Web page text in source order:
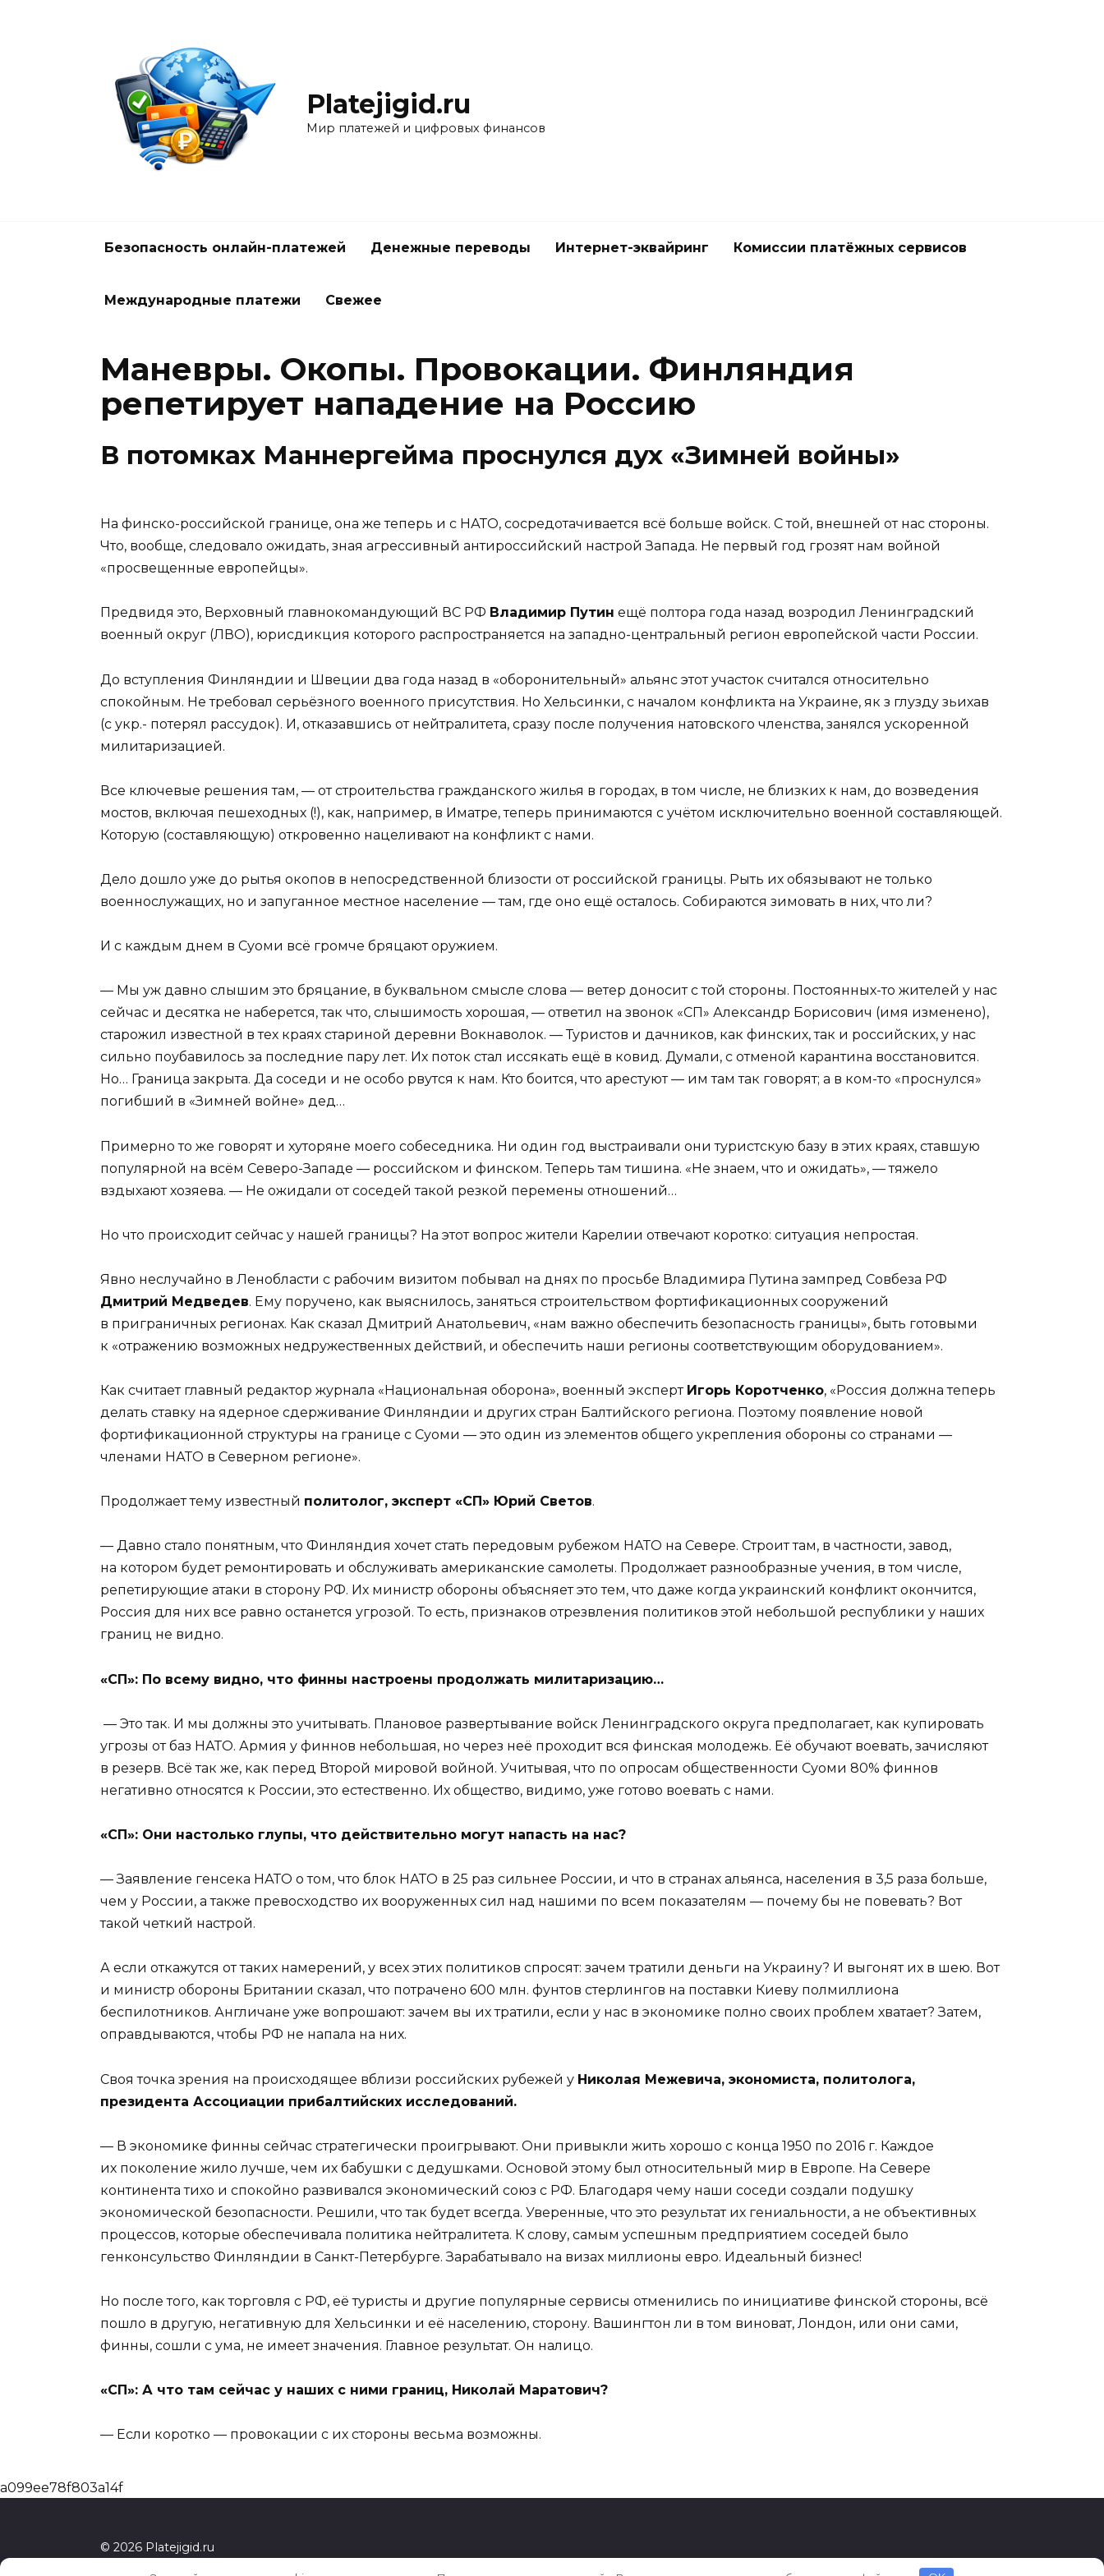
Platejigid.ru
Мир платежей и цифровых финансов
Безопасность онлайн-платежей Денежные переводы Интернет-эквайринг Комиссии платёжных сервисов
Международные платежи Свежее
Маневры. Окопы. Провокации. Финляндия
репетирует нападение на Россию
В потомках Маннергейма проснулся дух «Зимней войны»
На финско-российской границе, она же теперь и с НАТО, сосредотачивается всё больше войск. С той, внешней от нас стороны.
Что, вообще, следовало ожидать, зная агрессивный антироссийский настрой Запада. Не первый год грозят нам войной
«просвещенные европейцы».
Предвидя это, Верховный главнокомандующий ВС РФ Владимир Путин ещё полтора года назад возродил Ленинградский
военный округ (ЛВО), юрисдикция которого распространяется на западно-центральный регион европейской части России.
До вступления Финляндии и Швеции два года назад в «оборонительный» альянс этот участок считался относительно
спокойным. Не требовал серьёзного военного присутствия. Но Хельсинки, с началом конфликта на Украине, як з глузду зьихав
(с укр.- потерял рассудок). И, отказавшись от нейтралитета, сразу после получения натовского членства, занялся ускоренной
милитаризацией.
Все ключевые решения там, — от строительства гражданского жилья в городах, в том числе, не близких к нам, до возведения
мостов, включая пешеходных (!), как, например, в Иматре, теперь принимаются с учётом исключительно военной составляющей.
Которую (составляющую) откровенно нацеливают на конфликт с нами.
Дело дошло уже до рытья окопов в непосредственной близости от российской границы. Рыть их обязывают не только
военнослужащих, но и запуганное местное население — там, где оно ещё осталось. Собираются зимовать в них, что ли?
И с каждым днем в Суоми всё громче бряцают оружием.
— Мы уж давно слышим это бряцание, в буквальном смысле слова — ветер доносит с той стороны. Постоянных-то жителей у нас
сейчас и десятка не наберется, так что, слышимость хорошая, — ответил на звонок «СП» Александр Борисович (имя изменено),
старожил известной в тех краях стариной деревни Вокнаволок. — Туристов и дачников, как финских, так и российских, у нас
сильно поубавилось за последние пару лет. Их поток стал иссякать ещё в ковид. Думали, с отменой карантина восстановится.
Но… Граница закрыта. Да соседи и не особо рвутся к нам. Кто боится, что арестуют — им там так говорят; а в ком-то «проснулся»
погибший в «Зимней войне» дед…
Примерно то же говорят и хуторяне моего собеседника. Ни один год выстраивали они туристскую базу в этих краях, ставшую
популярной на всём Северо-Западе — российском и финском. Теперь там тишина. «Не знаем, что и ожидать», — тяжело
вздыхают хозяева. — Не ожидали от соседей такой резкой перемены отношений…
Но что происходит сейчас у нашей границы? На этот вопрос жители Карелии отвечают коротко: ситуация непростая.
Явно неслучайно в Ленобласти с рабочим визитом побывал на днях по просьбе Владимира Путина зампред Совбеза РФ
Дмитрий Медведев. Ему поручено, как выяснилось, заняться строительством фортификационных сооружений
в приграничных регионах. Как сказал Дмитрий Анатольевич, «нам важно обеспечить безопасность границы», быть готовыми
к «отражению возможных недружественных действий, и обеспечить наши регионы соответствующим оборудованием».
Как считает главный редактор журнала «Национальная оборона», военный эксперт Игорь Коротченко, «Россия должна теперь
делать ставку на ядерное сдерживание Финляндии и других стран Балтийского региона. Поэтому появление новой
фортификационной структуры на границе с Суоми — это один из элементов общего укрепления обороны со странами —
членами НАТО в Северном регионе».
Продолжает тему известный политолог, эксперт «СП» Юрий Светов.
— Давно стало понятным, что Финляндия хочет стать передовым рубежом НАТО на Севере. Строит там, в частности, завод,
на котором будет ремонтировать и обслуживать американские самолеты. Продолжает разнообразные учения, в том числе,
репетирующие атаки в сторону РФ. Их министр обороны объясняет это тем, что даже когда украинский конфликт окончится,
Россия для них все равно останется угрозой. То есть, признаков отрезвления политиков этой небольшой республики у наших
границ не видно.
«СП»: По всему видно, что финны настроены продолжать милитаризацию…
— Это так. И мы должны это учитывать. Плановое развертывание войск Ленинградского округа предполагает, как купировать
угрозы от баз НАТО. Армия у финнов небольшая, но через неё проходит вся финская молодежь. Её обучают воевать, зачисляют
в резерв. Всё так же, как перед Второй мировой войной. Учитывая, что по опросам общественности Суоми 80% финнов
негативно относятся к России, это естественно. Их общество, видимо, уже готово воевать с нами.
«СП»: Они настолько глупы, что действительно могут напасть на нас?
— Заявление генсека НАТО о том, что блок НАТО в 25 раз сильнее России, и что в странах альянса, населения в 3,5 раза больше,
чем у России, а также превосходство их вооруженных сил над нашими по всем показателям — почему бы не повевать? Вот
такой четкий настрой.
А если откажутся от таких намерений, у всех этих политиков спросят: зачем тратили деньги на Украину? И выгонят их в шею. Вот
и министр обороны Британии сказал, что потрачено 600 млн. фунтов стерлингов на поставки Киеву полмиллиона
беспилотников. Англичане уже вопрошают: зачем вы их тратили, если у нас в экономике полно своих проблем хватает? Затем,
оправдываются, чтобы РФ не напала на них.
Своя точка зрения на происходящее вблизи российских рубежей у Николая Межевича, экономиста, политолога,
президента Ассоциации прибалтийских исследований.
— В экономике финны сейчас стратегически проигрывают. Они привыкли жить хорошо с конца 1950 по 2016 г. Каждое
их поколение жило лучше, чем их бабушки с дедушками. Основой этому был относительный мир в Европе. На Севере
континента тихо и спокойно развивался экономический союз с РФ. Благодаря чему наши соседи создали подушку
экономической безопасности. Решили, что так будет всегда. Уверенные, что это результат их гениальности, а не объективных
процессов, которые обеспечивала политика нейтралитета. К слову, самым успешным предприятием соседей было
генконсульство Финляндии в Санкт-Петербурге. Зарабатывало на визах миллионы евро. Идеальный бизнес!
Но после того, как торговля с РФ, её туристы и другие популярные сервисы отменились по инициативе финской стороны, всё
пошло в другую, негативную для Хельсинки и её населению, сторону. Вашингтон ли в том виноват, Лондон, или они сами,
финны, сошли с ума, не имеет значения. Главное результат. Он налицо.
«СП»: А что там сейчас у наших с ними границ, Николай Маратович?
— Если коротко — провокации с их стороны весьма возможны.
© 2026 Platejigid.ru
a099ee78f803a14f